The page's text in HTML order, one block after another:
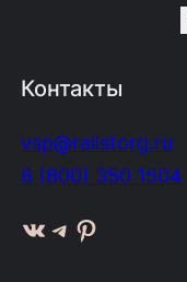
Контакты
vsp@railstorg.ru
8 (800) 350 1504
ВКонтакте Telegram Pinterest